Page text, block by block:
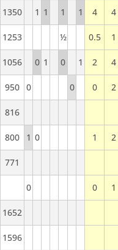
1350 1 1 1 1 4
4
1253 ½ 0.5
1
1056 0 1 0 1 2
4
950 0 0 0
2
816
800 1 0 1
2
771
0 0
1
1652
1596